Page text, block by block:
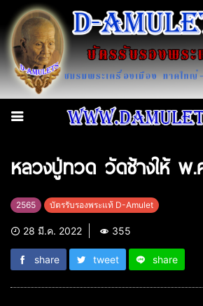
หลวงปู่ทวด วัดช้างให้ พ.
2565 บัตรรับรองพระแท้ D-Amulet
28 มี.ค. 2022 355
share tweet share